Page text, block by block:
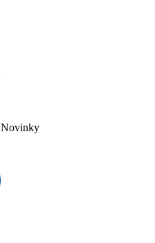
Novinky